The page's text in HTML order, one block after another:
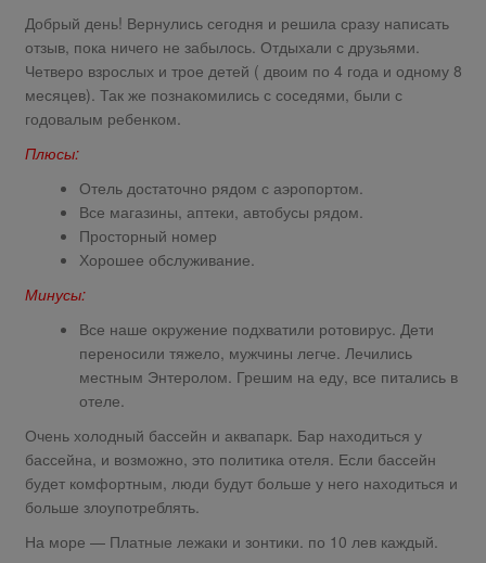
Добрый день! Вернулись сегодня и решила сразу написать
отзыв, пока ничего не забылось. Отдыхали с друзьями.
Четверо взрослых и трое детей ( двоим по 4 года и одному 8
месяцев). Так же познакомились с соседями, были с
годовалым ребенком.
Плюсы:
Отель достаточно рядом с аэропортом.
Все магазины, аптеки, автобусы рядом.
Просторный номер
Хорошее обслуживание.
Минусы:
Все наше окружение подхватили ротовирус. Дети
переносили тяжело, мужчины легче. Лечились
местным Энтеролом. Грешим на еду, все питались в
отеле.
Очень холодный бассейн и аквапарк. Бар находиться у
бассейна, и возможно, это политика отеля. Если бассейн
будет комфортным, люди будут больше у него находиться и
больше злоупотреблять.
На море — Платные лежаки и зонтики. по 10 лев каждый.